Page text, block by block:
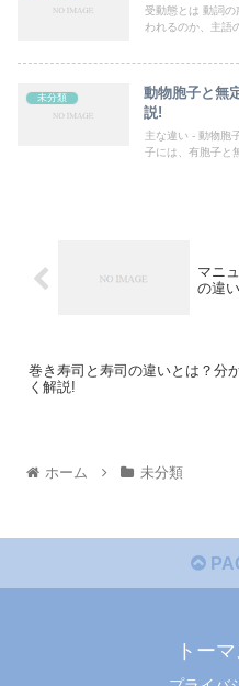
受動態とは 動詞の
われるのか、主語
未分類
動物胞子と無
説!
主な違い - 動物胞
子には、有胞子と
マニ
の違
巻き寿司と寿司の違いとは？分
く解説!
ホーム 未分類
トー